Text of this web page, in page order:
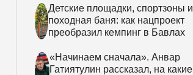
Детские площадки, спортзоны и
походная баня: как нацпроект
преобразил кемпинг в Бавлах
«Начинаем сначала». Анвар
Гатиятулин рассказал, на какие